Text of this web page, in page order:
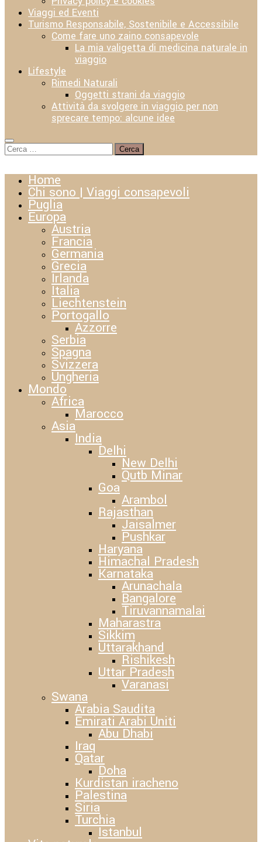
Viaggi ed Eventi
Turismo Responsabile, Sostenibile e Accessibile
Come fare uno zaino consapevole
La mia valigetta di medicina naturale in
viaggio
Lifestyle
Rimedi Naturali
Oggetti strani da viaggio
Attività da svolgere in viaggio per non
sprecare tempo: alcune idee
Ricerca
per:
Home
Chi sono | Viaggi consapevoli
Puglia
Europa
Austria
Francia
Germania
Grecia
Irlanda
Italia
Liechtenstein
Portogallo
Azzorre
Serbia
Spagna
Svizzera
Ungheria
Mondo
Africa
Marocco
Asia
India
Delhi
New Delhi
Qutb Minar
Goa
Arambol
Rajasthan
Jaisalmer
Pushkar
Haryana
Himachal Pradesh
Karnataka
Arunachala
Bangalore
Tiruvannamalai
Maharastra
Sikkim
Uttarakhand
Rishikesh
Uttar Pradesh
Varanasi
Swana
Arabia Saudita
Emirati Arabi Uniti
Abu Dhabi
Iraq
Qatar
Doha
Kurdistan iracheno
Palestina
Siria
Turchia
Istanbul